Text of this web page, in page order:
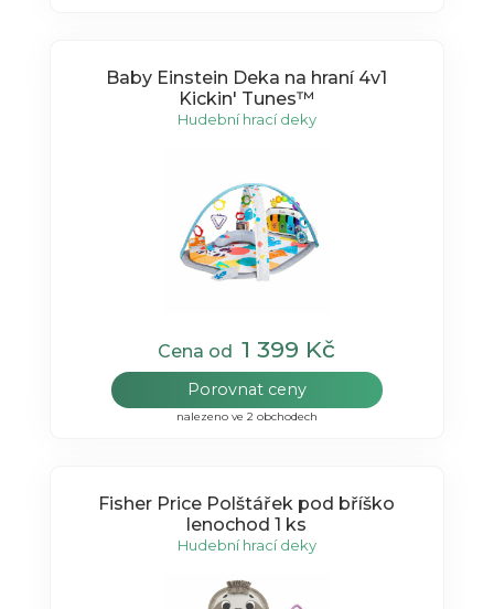
Baby Einstein Deka na hraní 4v1
Kickin' Tunes™
Hudební hrací deky
Cena od1 399 Kč
Porovnat ceny
nalezeno ve 2 obchodech
Fisher Price Polštářek pod bříško
lenochod 1 ks
Hudební hrací deky